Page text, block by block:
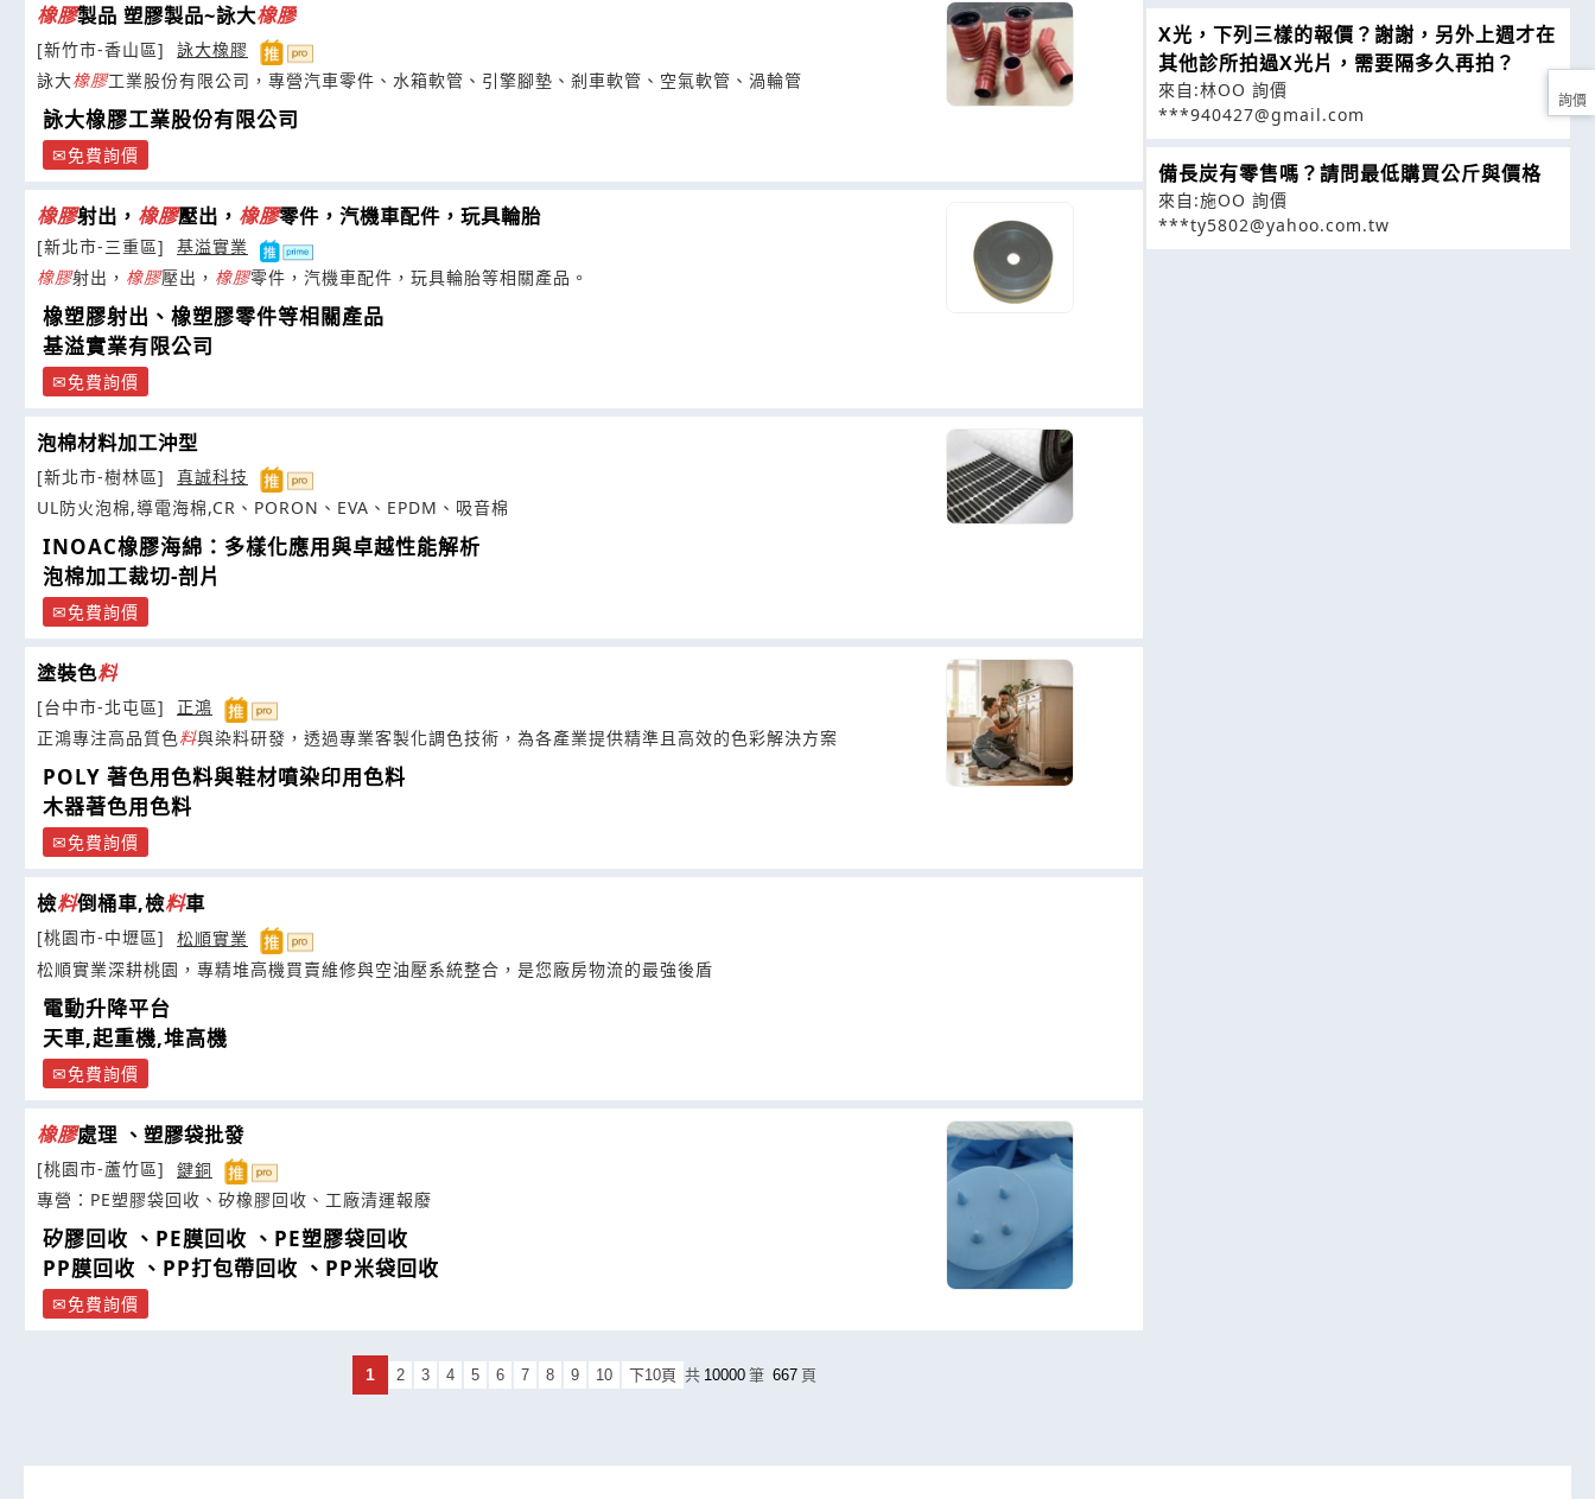
橡膠製品 塑膠製品~詠大橡膠
[新竹市-香山區]
詠大橡膠
詠大橡膠工業股份有限公司，專營汽車零件、水箱軟管、引擎腳墊、剎車軟管、空氣軟管、渦輪管
詠大橡膠工業股份有限公司
免費詢價
橡膠射出， 橡膠壓出， 橡膠零件，汽機車配件，玩具輪胎
[新北市-三重區]
基溢實業
橡膠射出， 橡膠壓出， 橡膠零件，汽機車配件，玩具輪胎等相關產品。
橡塑膠射出、橡塑膠零件等相關產品
基溢實業有限公司
免費詢價
泡棉材料加工沖型
[新北市-樹林區]
真誠科技
UL防火泡棉,導電海棉,CR、PORON、EVA、EPDM、吸音棉
INOAC橡膠海綿：多樣化應用與卓越性能解析
泡棉加工裁切-剖片
免費詢價
塗裝色料
[台中市-北屯區]
正鴻
正鴻專注高品質色料與染料研發，透過專業客製化調色技術，為各產業提供精準且高效的色彩解決方案
POLY 著色用色料與鞋材噴染印用色料
木器著色用色料
免費詢價
檢料倒桶車,檢料車
[桃園市-中壢區]
松順實業
松順實業深耕桃園，專精堆高機買賣維修與空油壓系統整合，是您廠房物流的最強後盾
電動升降平台
天車,起重機,堆高機
免費詢價
橡膠處理 、塑膠袋批發
[桃園市-蘆竹區]
鍵銅
專營：PE塑膠袋回收、矽橡膠回收、工廠清運報廢
矽膠回收 、PE膜回收 、PE塑膠袋回收
PP膜回收 、PP打包帶回收 、PP米袋回收
免費詢價
1 2 3 4 5 6 7 8 9 10 下10頁 共 10000 筆 667 頁
X光，下列三樣的報價？謝謝，另外上週才在
其他診所拍過X光片，需要隔多久再拍？
來自:林OO 詢價
***940427@gmail.com
備長炭有零售嗎？請問最低購買公斤與價格
來自:施OO 詢價
***ty5802@yahoo.com.tw
詢價